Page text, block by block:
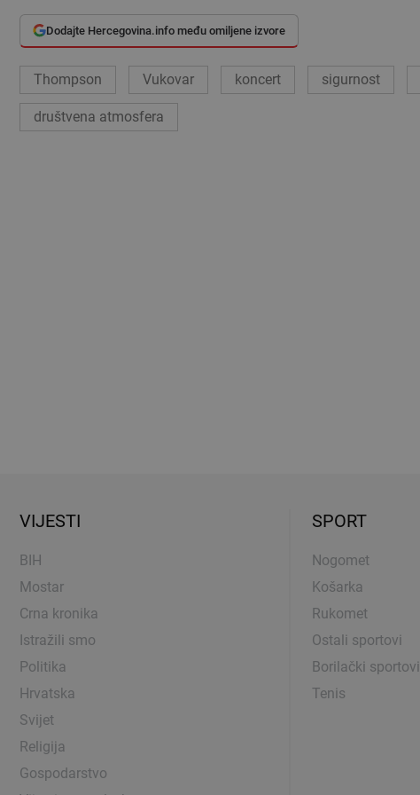
Dodajte Hercegovina.info među omiljene izvore
Thompson Vukovar koncert sigurnost
društvena atmosfera
VIJESTI
BIH
Mostar
Crna kronika
Istražili smo
Politika
Hrvatska
Svijet
Religija
Gospodarstvo
SPORT
Nogomet
Košarka
Rukomet
Ostali sportovi
Borilački sportovi
Tenis